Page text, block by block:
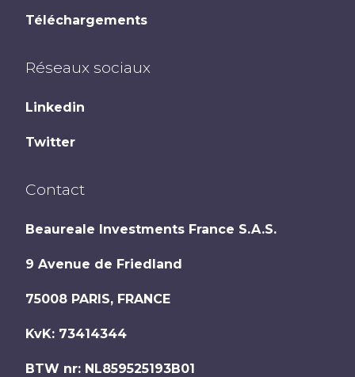
Téléchargements
Contact
Beaureale Investments France S.A.S.
9 Avenue de Friedland
75008 PARIS, FRANCE
KvK: 73414344
BTW nr: NL859525193B01
Réseaux sociaux
Linkedin
Twitter